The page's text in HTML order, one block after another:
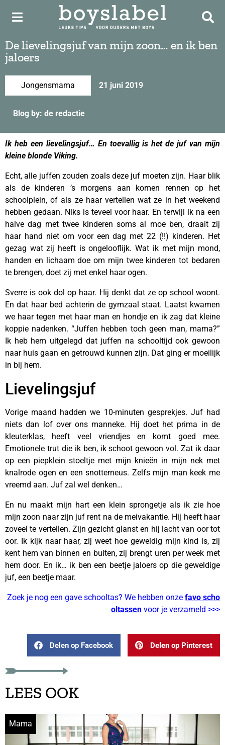
De lievelingsjuf van mijn zoon… en ik ben
jaloers
Jongensmama 21 juni 2019
Blog by: de redactie
Ik heb een lievelingsjuf… En toevallig is het de juf van mijn
kleine blonde Viking.
Echt, alle juffen zouden zoals deze juf moeten zijn. Haar blik
als de kinderen ’s morgens aan komen rennen op het
schoolplein, of als ze haar vertellen wat ze in het weekend
hebben gedaan. Niks is teveel voor haar. En terwijl ik na een
halve dag met twee kinderen soms al moe ben, draait zij
haar hand niet om voor een dag met 22 (!!) kinderen. Het
gezag wat zij heeft is ongelooflijk. Wat ik met mijn mond,
handen en lichaam doe om mijn twee kinderen tot bedaren
te brengen, doet zij met enkel haar ogen.
Sverre is ook dol op haar. Hij denkt dat ze op school woont.
En dat haar bed achterin de gymzaal staat. Laatst kwamen
we haar tegen met haar man en hondje en ik zag dat kleine
koppie nadenken. “Juffen hebben toch geen man, mama?”
Ik heb hem uitgelegd dat juffen na schooltijd ook gewoon
naar huis gaan en getrouwd kunnen zijn. Dat ging er moeilijk
in bij hem.
Lievelingsjuf
Vorige maand hadden we 10-minuten gesprekjes. Juf had
niets dan lof over ons manneke. Hij doet het prima in de
kleuterklas, heeft veel vriendjes en komt goed mee.
Emotionele trut die ik ben, ik schoot gewoon vol. Zat ik daar
op een piepklein stoeltje met mijn knieën in mijn nek met
knalrode ogen en een snotterneus. Zelfs mijn man keek me
vreemd aan. Juf zal wel denken…
En nu maakt mijn hart een klein sprongetje als ik zie hoe
mijn zoon naar zijn juf rent na de meivakantie. Hij heeft haar
zoveel te vertellen. Zijn gezicht glanst en hij lacht van oor tot
oor. Ik kijk naar haar, zij weet hoe geweldig mijn kind is, zij
kent hem van binnen en buiten, zij brengt uren per week met
hem door. En ik… ik ben een beetje jaloers op die geweldige
juf, een beetje maar.
Zoek je nog een gave schooltas? We hebben onze favo scho
oltassen voor je verzameld >>>
Delen op Facebook Delen op Pinterest
LEES OOK
Mama